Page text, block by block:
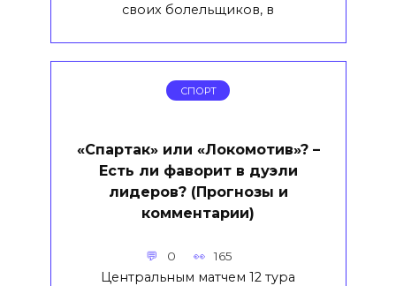
своих болельщиков, в
СПОРТ
«Спартак» или «Локомотив»? –
Есть ли фаворит в дуэли
лидеров? (Прогнозы и
комментарии)
0 165
Центральным матчем 12 тура